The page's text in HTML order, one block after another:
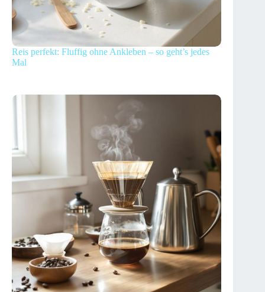
Reis perfekt: Fluffig ohne Ankleben – so geht’s jedes
Mal